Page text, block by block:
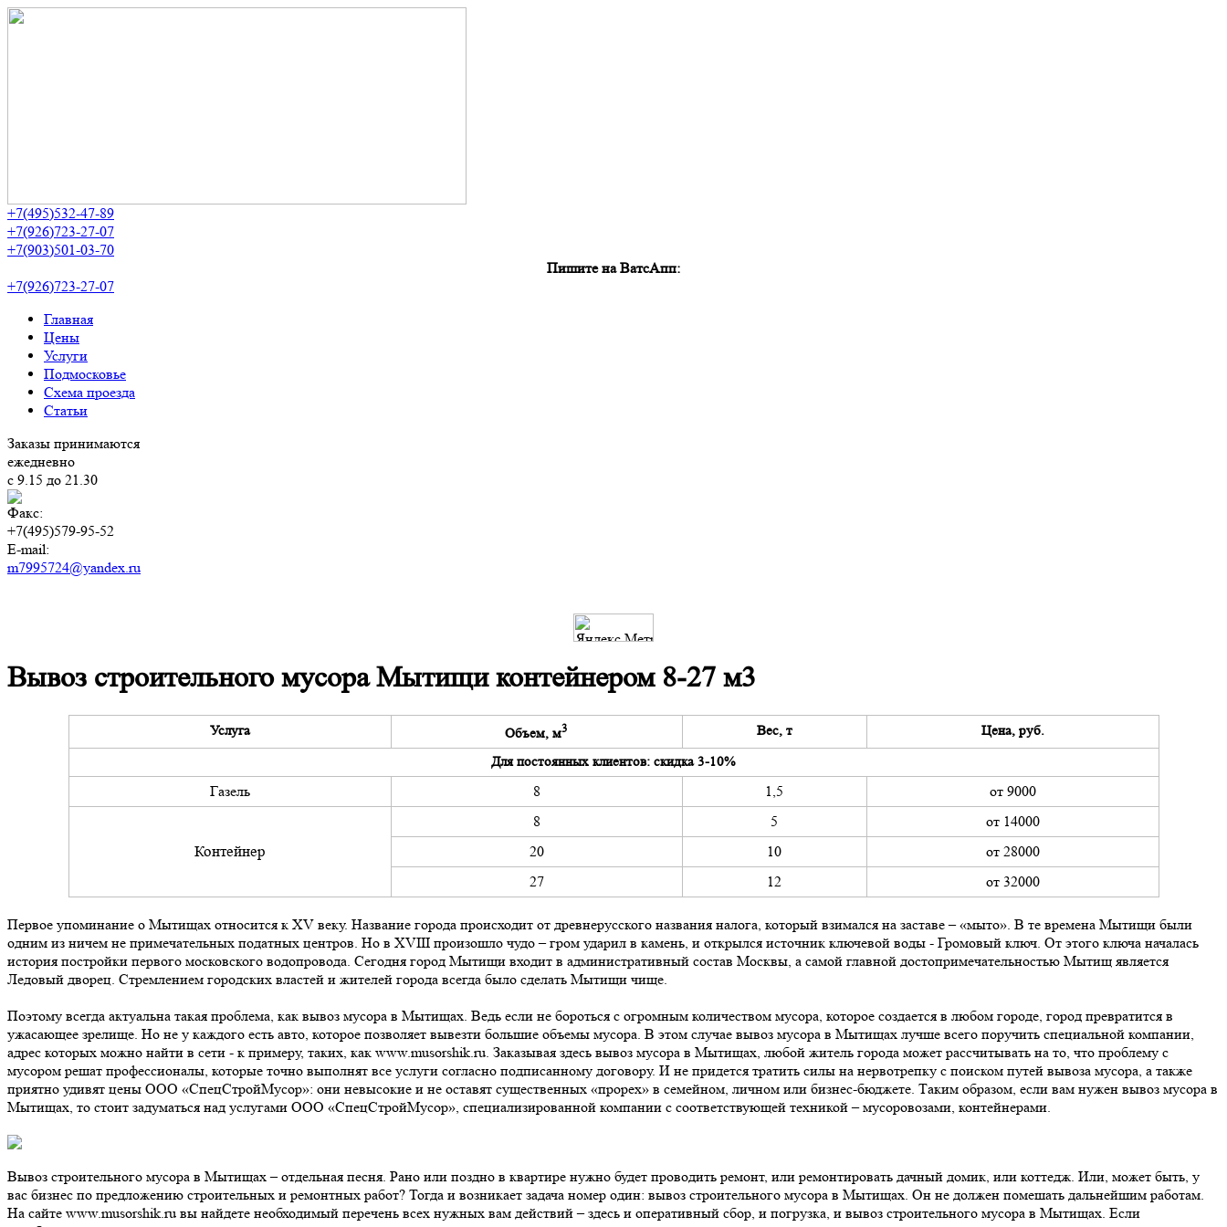
+7(495)532-47-89
+7(926)723-27-07
+7(903)501-03-70
Пишите на ВатсАпп:
+7(926)723-27-07
Главная
Цены
Услуги
Подмосковье
Схема проезда
Статьи
Заказы принимаются
ежедневно
с 9.15 до 21.30
Факс:
+7(495)579-95-52
E-mail:
m7995724@yandex.ru
Вывоз строительного мусора Мытищи контейнером 8-27 м3
Услуга Объем, м3 Вес, т
Цена, руб.
Для постоянных клиентов: скидка 3-10%
Газель 8 1,5 от 9000
Контейнер
8 5
от 14000
20
10
от 28000
27
12 от 32000
Первое упоминание о Мытищах относится к XV веку. Название города происходит от древнерусского названия налога, который взимался на заставе – «мыто». В те времена Мытищи были
одним из ничем не примечательных податных центров. Но в XVIII произошло чудо – гром ударил в камень, и открылся источник ключевой воды - Громовый ключ. От этого ключа началась
история постройки первого московского водопровода. Сегодня город Мытищи входит в административный состав Москвы, а самой главной достопримечательностью Мытищ является
Ледовый дворец. Стремлением городских властей и жителей города всегда было сделать Мытищи чище.
Поэтому всегда актуальна такая проблема, как вывоз мусора в Мытищах. Ведь если не бороться с огромным количеством мусора, которое создается в любом городе, город превратится в
ужасающее зрелище. Но не у каждого есть авто, которое позволяет вывезти большие объемы мусора. В этом случае вывоз мусора в Мытищах лучше всего поручить специальной компании,
адрес которых можно найти в сети - к примеру, таких, как www.musorshik.ru. Заказывая здесь вывоз мусора в Мытищах, любой житель города может рассчитывать на то, что проблему с
мусором решат профессионалы, которые точно выполнят все услуги согласно подписанному договору. И не придется тратить силы на нервотрепку с поиском путей вывоза мусора, а также
приятно удивят цены ООО «СпецСтройМусор»: они невысокие и не оставят существенных «прорех» в семейном, личном или бизнес-бюджете. Таким образом, если вам нужен вывоз мусора в
Мытищах, то стоит задуматься над услугами ООО «СпецСтройМусор», специализированной компании с соответствующей техникой – мусоровозами, контейнерами.
Вывоз строительного мусора в Мытищах – отдельная песня. Рано или поздно в квартире нужно будет проводить ремонт, или ремонтировать дачный домик, или коттедж. Или, может быть, у
вас бизнес по предложению строительных и ремонтных работ? Тогда и возникает задача номер один: вывоз строительного мусора в Мытищах. Он не должен помешать дальнейшим работам.
На сайте www.musorshik.ru вы найдете необходимый перечень всех нужных вам действий – здесь и оперативный сбор, и погрузка, и вывоз строительного мусора в Мытищах. Если